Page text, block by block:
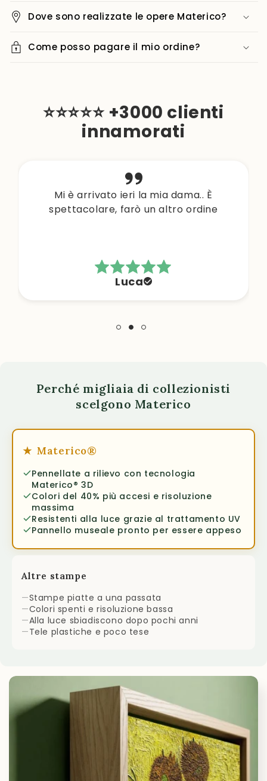
Dove sono realizzate le opere Materico?
Come posso pagare il mio ordine?
⭐⭐⭐⭐⭐ +3000 clienti
innamorati
Mi è arrivato ieri la mia dama.. È
spettacolare, farò un altro ordine
Luca
Perché migliaia di collezionisti
scelgono Materico
Altre stampe
—Stampe piatte a una passata
—Colori spenti e risoluzione bassa
—Alla luce sbiadiscono dopo pochi anni
—Tele plastiche e poco tese
★ Materico®
Pennellate a rilievo con tecnologia
Materico® 3D
Colori del 40% più accesi e risoluzione
massima
Resistenti alla luce grazie al trattamento UV
Pannello museale pronto per essere appeso